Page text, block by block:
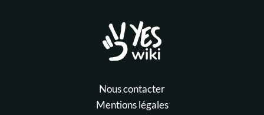
Nous contacter
Mentions légales